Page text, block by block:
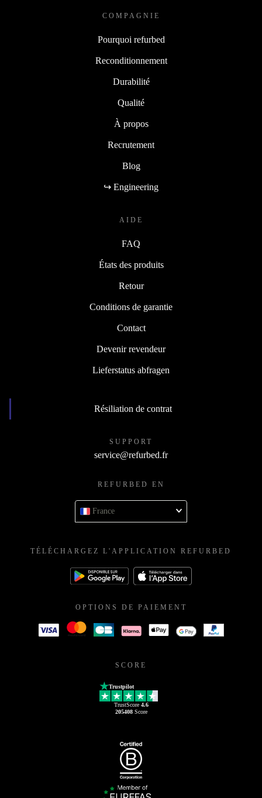
COMPAGNIE
Pourquoi refurbed
Reconditionnement
Durabilité
Qualité
À propos
Recrutement
Blog
↪ Engineering
AIDE
FAQ
États des produits
Retour
Conditions de garantie
Contact
Devenir revendeur
Lieferstatus abfragen
Résiliation de contrat
SUPPORT
service@refurbed.fr
REFURBED EN
France
TÉLÉCHARGEZ L'APPLICATION REFURBED
OPTIONS DE PAIEMENT
SCORE
Trustpilot
TrustScore 4.6
205408Score